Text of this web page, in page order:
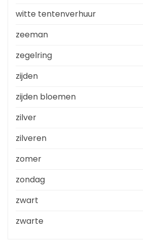
witte tentenverhuur
zeeman
zegelring
zijden
zijden bloemen
zilver
zilveren
zomer
zondag
zwart
zwarte